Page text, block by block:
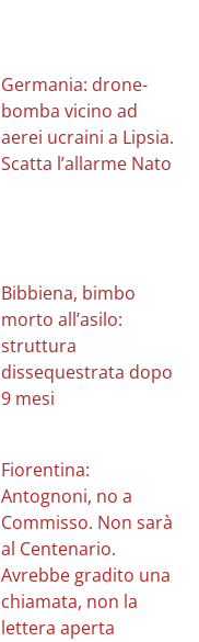
Germania: drone-
bomba vicino ad
aerei ucraini a Lipsia.
Scatta l’allarme Nato
Bibbiena, bimbo
morto all’asilo:
struttura
dissequestrata dopo
9 mesi
Fiorentina:
Antognoni, no a
Commisso. Non sarà
al Centenario.
Avrebbe gradito una
chiamata, non la
lettera aperta